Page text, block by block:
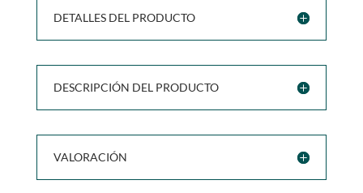
DETALLES DEL PRODUCTO
DESCRIPCIÓN DEL PRODUCTO
VALORACIÓN